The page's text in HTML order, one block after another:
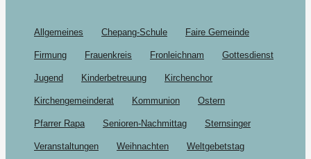
Allgemeines Chepang-Schule Faire Gemeinde
Firmung Frauenkreis Fronleichnam Gottesdienst
Jugend Kinderbetreuung Kirchenchor
Kirchengemeinderat Kommunion Ostern
Pfarrer Rapa Senioren-Nachmittag Sternsinger
Veranstaltungen Weihnachten Weltgebetstag